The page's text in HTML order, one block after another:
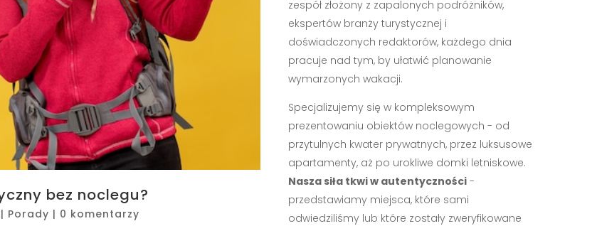
bez noclegu?
| Porady | 0 komentarzy
zespół złożony z zapalonych podróżników,
ekspertów branży turystycznej i
doświadczonych redaktorów, każdego dnia
pracuje nad tym, by ułatwić planowanie
wymarzonych wakacji.
Specjalizujemy się w kompleksowym
prezentowaniu obiektów noclegowych - od
przytulnych kwater prywatnych, przez luksusowe
apartamenty, aż po urokliwe domki letniskowe.
Nasza siła tkwi w autentyczności-
przedstawiamy miejsca, które sami
odwiedziliśmy lub które zostały zweryfikowane